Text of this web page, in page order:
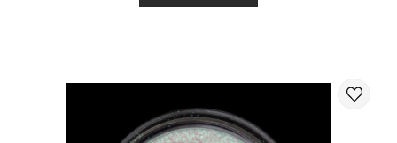
Під час відправлення замовлення закордон через